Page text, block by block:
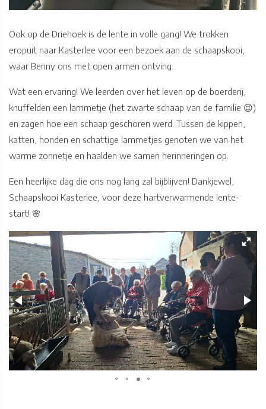
Ook op de Driehoek is de lente in volle gang! We trokken
eropuit naar Kasterlee voor een bezoek aan de schaapskooi,
waar Benny ons met open armen ontving.
Wat een ervaring! We leerden over het leven op de boerderij,
knuffelden een lammetje (het zwarte schaap van de familie 😉)
en zagen hoe een schaap geschoren werd. Tussen de kippen,
katten, honden en schattige lammetjes genoten we van het
warme zonnetje en haalden we samen herinneringen op.
Een heerlijke dag die ons nog lang zal bijblijven! Dankjewel,
Schaapskooi Kasterlee, voor deze hartverwarmende lente-
start! 🌸